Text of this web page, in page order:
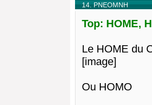
14. PNEOMNH
Top: HOME,
Le HOME du
[image]
Ou HOMO